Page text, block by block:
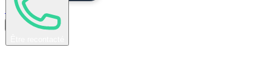
Espace Client